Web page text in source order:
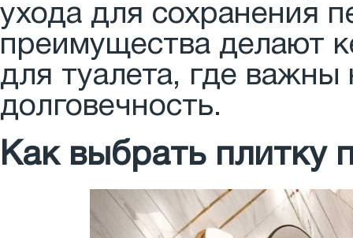
ухода для сохранения
преимущества делают
для туалета, где важны
долговечность.
Как выбрать плитку